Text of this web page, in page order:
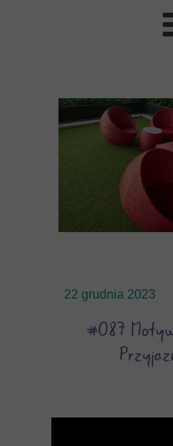
22 grudnia 2023
#087